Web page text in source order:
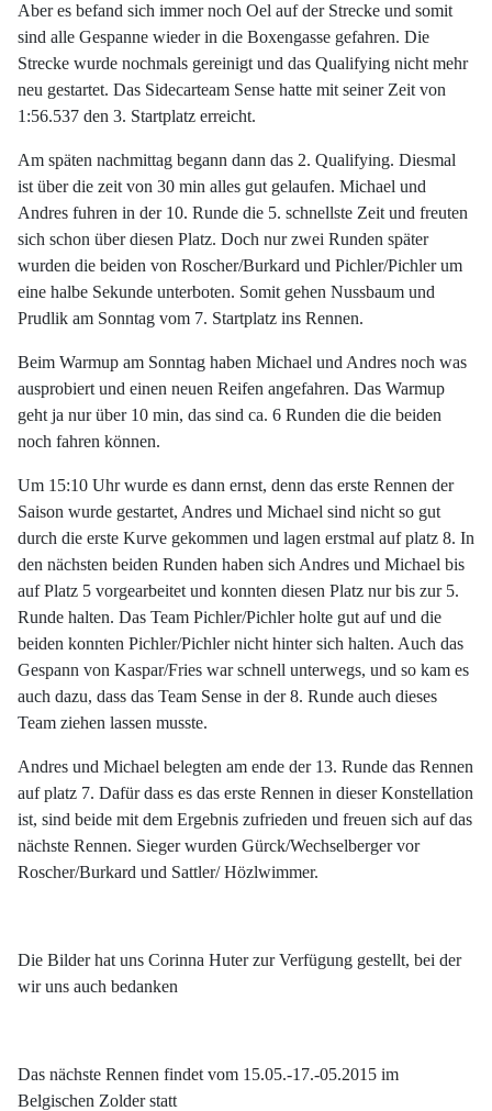
Aber es befand sich immer noch Oel auf der Strecke und somit
sind alle Gespanne wieder in die Boxengasse gefahren. Die
Strecke wurde nochmals gereinigt und das Qualifying nicht mehr
neu gestartet. Das Sidecarteam Sense hatte mit seiner Zeit von
1:56.537 den 3. Startplatz erreicht.
Am späten nachmittag begann dann das 2. Qualifying. Diesmal
ist über die zeit von 30 min alles gut gelaufen. Michael und
Andres fuhren in der 10. Runde die 5. schnellste Zeit und freuten
sich schon über diesen Platz. Doch nur zwei Runden später
wurden die beiden von Roscher/Burkard und Pichler/Pichler um
eine halbe Sekunde unterboten. Somit gehen Nussbaum und
Prudlik am Sonntag vom 7. Startplatz ins Rennen.
Beim Warmup am Sonntag haben Michael und Andres noch was
ausprobiert und einen neuen Reifen angefahren. Das Warmup
geht ja nur über 10 min, das sind ca. 6 Runden die die beiden
noch fahren können.
Um 15:10 Uhr wurde es dann ernst, denn das erste Rennen der
Saison wurde gestartet, Andres und Michael sind nicht so gut
durch die erste Kurve gekommen und lagen erstmal auf platz 8. In
den nächsten beiden Runden haben sich Andres und Michael bis
auf Platz 5 vorgearbeitet und konnten diesen Platz nur bis zur 5.
Runde halten. Das Team Pichler/Pichler holte gut auf und die
beiden konnten Pichler/Pichler nicht hinter sich halten. Auch das
Gespann von Kaspar/Fries war schnell unterwegs, und so kam es
auch dazu, dass das Team Sense in der 8. Runde auch dieses
Team ziehen lassen musste.
Andres und Michael belegten am ende der 13. Runde das Rennen
auf platz 7. Dafür dass es das erste Rennen in dieser Konstellation
ist, sind beide mit dem Ergebnis zufrieden und freuen sich auf das
nächste Rennen. Sieger wurden Gürck/Wechselberger vor
Roscher/Burkard und Sattler/ Hözlwimmer.
Die Bilder hat uns Corinna Huter zur Verfügung gestellt, bei der
wir uns auch bedanken
Das nächste Rennen findet vom 15.05.-17.-05.2015 im
Belgischen Zolder statt